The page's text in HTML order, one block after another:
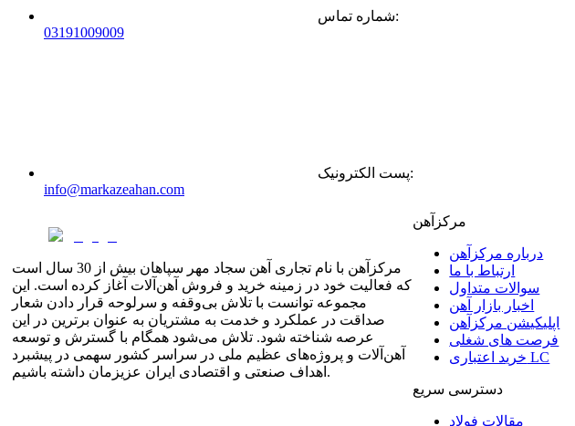
شماره تماس:
03191009009
پست الکترونیک:
info@markazeahan.com
مرکزآهن با نام تجاری آهن سجاد مهر سپاهان بیش از 30 سال است
که فعالیت خود در زمینه خرید و فروش آهن‌آلات آغاز کرده است. این
مجموعه توانست با تلاش بی‌وقفه و سرلوحه قرار دادن شعار
صداقت در عملکرد و خدمت به مشتریان به عنوان برترین در این
عرصه شناخته شود. تلاش می‌شود همگام با گسترش و توسعه
آهن‌آلات و پروژه‌های عظیم ملی در سراسر کشور سهمی در پیشبرد
اهداف صنعتی و اقتصادی ایران عزیزمان داشته باشیم.
مرکزآهن
درباره مرکزآهن
ارتباط با ما
سوالات متداول
اخبار بازار آهن
اپلیکیشن مرکزآهن
فرصت های شغلی
خرید اعتباری LC
دسترسی سریع
مقالات فولاد